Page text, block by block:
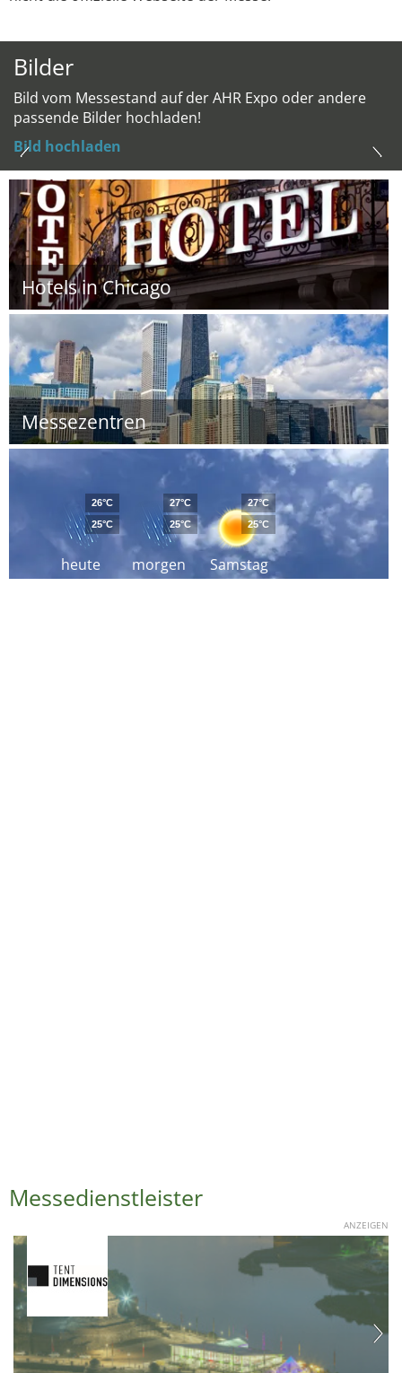
Bilder
Bild vom Messestand auf der AHR Expo oder andere
passende Bilder hochladen!
Bild hochladen
Hotels in Chicago
Messezentren
heute
26°C
25°C
morgen
27°C
25°C
Samstag
27°C
25°C
Messedienstleister
ANZEIGEN